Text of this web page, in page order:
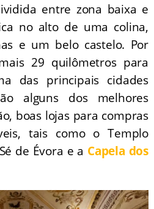
entre zona baixa e
no alto de uma colina,
e um belo castelo. Por
29 quilômetros para
das principais cidades
alguns dos melhores
boas lojas para compras
tais como o Templo
de Évora e a Capela dos